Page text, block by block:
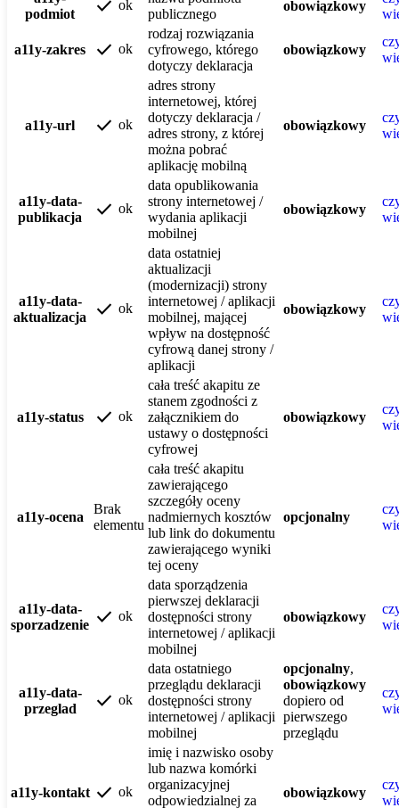
podmiot
check ok
publicznego
obowiązkowy
a11y-zakres check ok
rodzaj rozwiązania
cyfrowego, którego
dotyczy deklaracja
obowiązkowy
a11y-url check ok
adres strony
internetowej, której
dotyczy deklaracja /
adres strony, z której
można pobrać
aplikację mobilną
obowiązkowy
a11y-data-
publikacja
check ok
data opublikowania
strony internetowej /
wydania aplikacji
mobilnej
obowiązkowy
a11y-data-
aktualizacja
check ok
data ostatniej
aktualizacji
(modernizacji) strony
internetowej / aplikacji
mobilnej, mającej
wpływ na dostępność
cyfrową danej strony /
aplikacji
obowiązkowy
a11y-status check ok
cała treść akapitu ze
stanem zgodności z
załącznikiem do
ustawy o dostępności
cyfrowej
obowiązkowy
a11y-ocena
Brak
elementu
cała treść akapitu
zawierającego
szczegóły oceny
nadmiernych kosztów
lub link do dokumentu
zawierającego wyniki
tej oceny
opcjonalny
a11y-data-
sporzadzenie check ok
data sporządzenia
pierwszej deklaracji
dostępności strony
internetowej / aplikacji
mobilnej
obowiązkowy
a11y-data-
przeglad
check ok
data ostatniego
przeglądu deklaracji
dostępności strony
internetowej / aplikacji
mobilnej
opcjonalny,
obowiązkowy
dopiero od
pierwszego
przeglądu
a11y-kontakt check ok
imię i nazwisko osoby
lub nazwa komórki
organizacyjnej
odpowiedzialnej za
obowiązkowy